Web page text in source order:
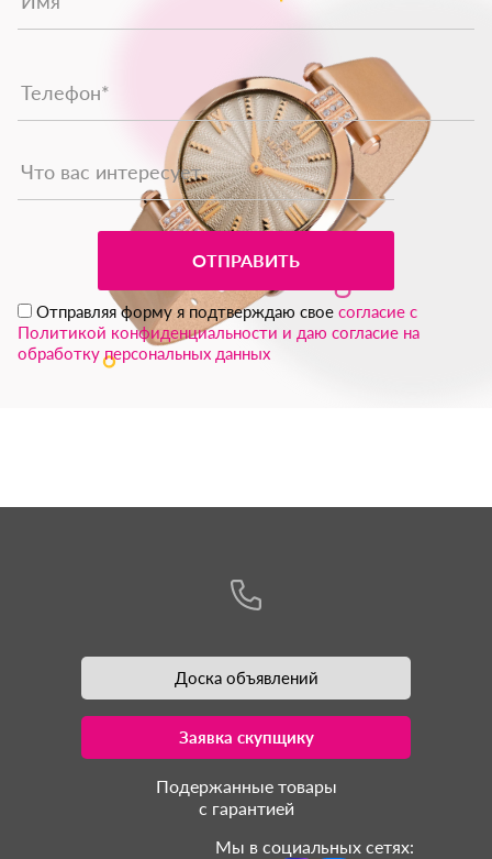
ОТПРАВИТЬ
Отправляя форму я подтверждаю своесогласие с
Политикой конфиденциальности и даю согласие на
обработку персональных данных
Доска объявлений
Заявка скупщику
Подержанные товары
с гарантией
Мы в социальных сетях: